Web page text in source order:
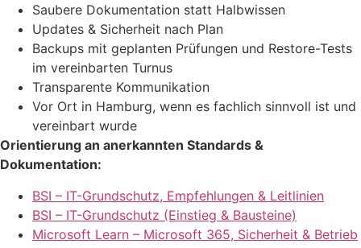
Saubere Dokumentation statt Halbwissen
Updates & Sicherheit nach Plan
Backups mit geplanten Prüfungen und Restore-Tests
im vereinbarten Turnus
Transparente Kommunikation
Vor Ort in Hamburg, wenn es fachlich sinnvoll ist und
vereinbart wurde
Orientierung an anerkannten Standards &
Dokumentation:
BSI – IT-Grundschutz, Empfehlungen & Leitlinien
BSI – IT-Grundschutz (Einstieg & Bausteine)
Microsoft Learn – Microsoft 365, Sicherheit & Betrieb